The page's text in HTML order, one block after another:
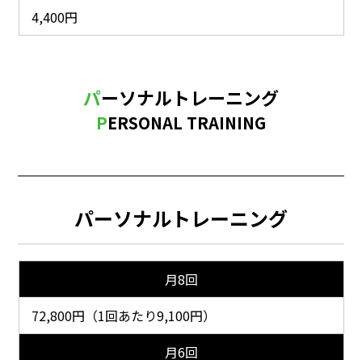
4,400円
パーソナルトレーニング
PERSONAL TRAINING
パーソナルトレーニング
月8回
72,800円（1回あたり9,100円）
月6回